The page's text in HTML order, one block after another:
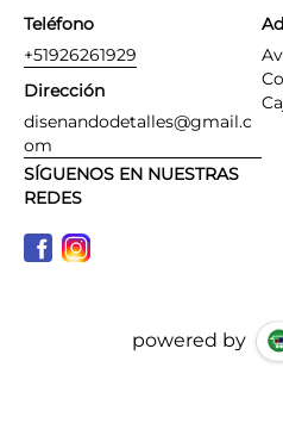
Teléfono
+51926261929
Dirección
disenandodetalles@gmail.c
om
SÍGUENOS EN NUESTRAS
REDES
powered by